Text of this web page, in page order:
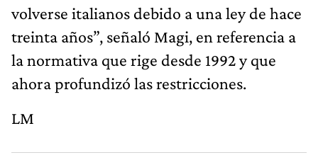
volverse italianos debido a una ley de hace
treinta años”, señaló Magi, en referencia a
la normativa que rige desde 1992 y que
ahora profundizó las restricciones.
LM